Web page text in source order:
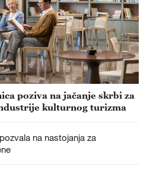
poziva na jačanje skrbi za
kulturnog turizma
na nastojanja za